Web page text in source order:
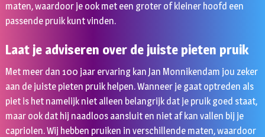
maten, waardoor je ook met een groter of kleiner hoofd een
passende pruik kunt vinden.
Laat je adviseren over de juiste pieten pruik
Met meer dan 100 jaar ervaring kan Jan Monnikendam jou zeker
aan de juiste pieten pruik helpen. Wanneer je gaat optreden als
piet is het namelijk niet alleen belangrijk dat je pruik goed staat,
maar ook dat hij naadloos aansluit en niet af kan vallen bij je
capriolen. Wij hebben pruiken in verschillende maten, waardoor